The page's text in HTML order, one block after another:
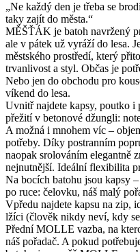
„Ne každý den je třeba se
taky zajít do města.“
MĚŠŤÁK je batoh navržený
ale v pátek už vyráží do lesa.
městského prostředí, který
trvanlivost a styl. Občas je
Nebo jen do obchodu pro
víkend do lesa.
Uvnitř najdete kapsy, poutko i
přežití v betonové džungli:
A možná i mnohem víc –
potřeby. Díky postranním
naopak srolováním elegantně
nejnutnější. Ideální flexibilita
Na bocích batohu jsou kapsy
po ruce: čelovku, náš malý
Vpředu najdete kapsu na zip,
lžíci (člověk nikdy neví, kdy
Přední MOLLE vazba, na
náš pořadač. A pokud